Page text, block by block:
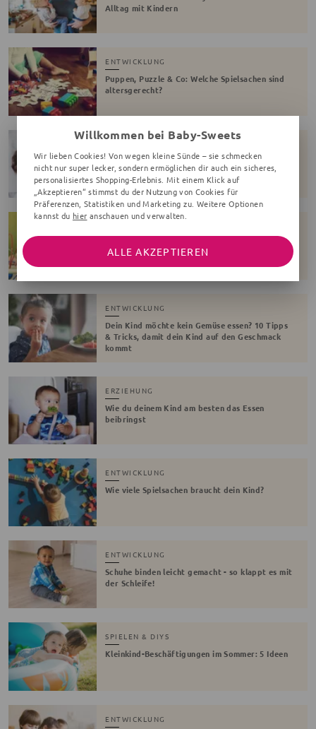
Alltag mit Kindern
ENTWICKLUNG
Puppen, Puzzle & Co: Welche Spielsachen sind
altersgerecht?
Nachtschreck: Ein seltsames Phänomen bei
Kindern
auch den Wurm?
ENTWICKLUNG
Dein Kind möchte kein Gemüse essen? 10 Tipps
& Tricks, damit dein Kind auf den Geschmack
kommt
ERZIEHUNG
Wie du deinem Kind am besten das Essen
beibringst
ENTWICKLUNG
Wie viele Spielsachen braucht dein Kind?
ENTWICKLUNG
Schuhe binden leicht gemacht - so klappt es mit
der Schleife!
SPIELEN & DIYS
Kleinkind-Beschäftigungen im Sommer: 5 Ideen
ENTWICKLUNG
Willkommen bei Baby-Sweets
Wir lieben Cookies! Von wegen kleine Sünde – sie schmecken
nicht nur super lecker, sondern ermöglichen dir auch ein sicheres,
personalisiertes Shopping-Erlebnis. Mit einem Klick auf
„Akzeptieren“ stimmst du der Nutzung von Cookies für
Präferenzen, Statistiken und Marketing zu. Weitere Optionen
kannst du hier anschauen und verwalten.
ALLE AKZEPTIEREN